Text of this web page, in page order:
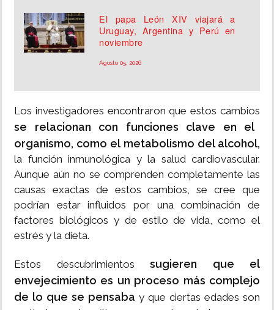
El papa León XIV viajará a
Uruguay, Argentina y Perú en
noviembre
Agosto 05, 2026
Los investigadores encontraron que estos cambios
se relacionan con funciones clave en el
organismo, como el metabolismo del alcohol,
la función inmunológica y la salud cardiovascular.
Aunque aún no se comprenden completamente las
causas exactas de estos cambios, se cree que
podrían estar influidos por una combinación de
factores biológicos y de estilo de vida, como el
estrés y la dieta.
Estos descubrimientos sugieren que el
envejecimiento es un proceso más complejo
de lo que se pensaba y que ciertas edades son